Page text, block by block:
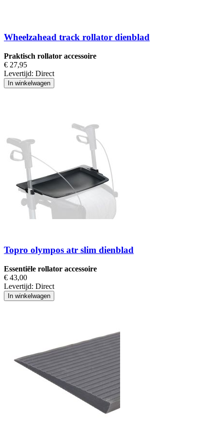
Wheelzahead track rollator dienblad
Praktisch rollator accessoire
€ 27,95
Levertijd: Direct
In winkelwagen
Topro olympos atr slim dienblad
Essentiële rollator accessoire
€ 43,00
Levertijd: Direct
In winkelwagen